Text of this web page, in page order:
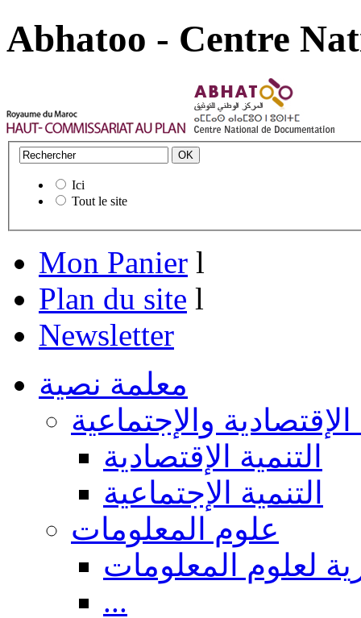
Abhatoo - Centre
Ici
Tout le site
Mon Panier l
Plan du site l
Newsletter
معلمة نصية
الإقتصادية والإجتماعية
التنمية الإقتصادية
التنمية الإجتماعية
علوم المعلومات
لعلوم المعلومات
...